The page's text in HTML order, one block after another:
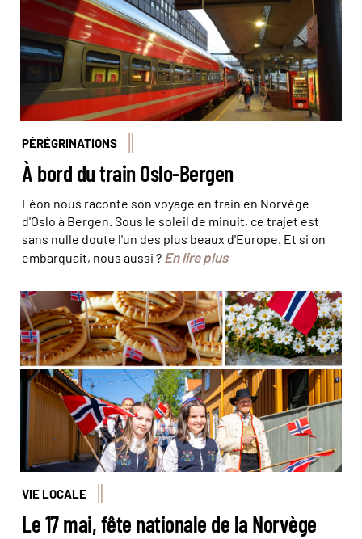
PÉRÉGRINATIONS
À bord du train Oslo-Bergen
Léon nous raconte son voyage en train en Norvège
d'Oslo à Bergen. Sous le soleil de minuit, ce trajet est
sans nulle doute l'un des plus beaux d'Europe. Et si on
embarquait, nous aussi ? En lire plus
© Катерина Давыдова/ stock.adobe - © Amaiquez
/stock.adobe - © Fredrik Ahlsen/Maverix Media AS/Visit
Norway
VIE LOCALE
Le 17 mai, fête nationale de la Norvège